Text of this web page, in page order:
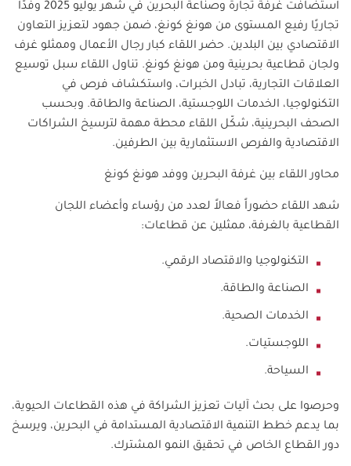
استضافت غرفة تجارة وصناعة البحرين في شهر يوليو 2025 وفدًا
تجاريًا رفيع المستوى من هونغ كونغ، ضمن جهود لتعزيز التعاون
الاقتصادي بين البلدين. حضر اللقاء كبار رجال الأعمال وممثلو غرف
ولجان قطاعية بحرينية ومن هونغ كونغ. تناول اللقاء سبل توسيع
العلاقات التجارية، تبادل الخبرات، واستكشاف فرص في
التكنولوجيا، الخدمات اللوجستية، الصناعة والطاقة. وبحسب
الصحف البحرينية، شكّل اللقاء محطة مهمة لترسيخ الشراكات
الاقتصادية والفرص الاستثمارية بين الطرفين.
محاور اللقاء بين غرفة البحرين ووفد هونغ كونغ
شهد اللقاء حضوراً فعالاً لعدد من رؤساء وأعضاء اللجان
القطاعية بالغرفة، ممثلين عن قطاعات:
التكنولوجيا والاقتصاد الرقمي.
الصناعة والطاقة.
الخدمات الصحية.
اللوجستيات.
السياحة.
وحرصوا على بحث آليات تعزيز الشراكة في هذه القطاعات الحيوية،
بما يدعم خطط التنمية الاقتصادية المستدامة في البحرين، ويرسخ
دور القطاع الخاص في تحقيق النمو المشترك.